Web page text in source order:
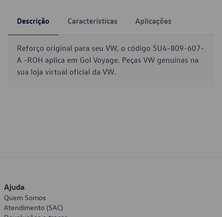
Descrição Características Aplicações
Reforço original para seu VW, o código 5U4-809-607-
A -ROH aplica em Gol Voyage. Peças VW genuínas na
sua loja virtual oficial da VW.
Ajuda
Quem Somos
Atendimento (SAC)